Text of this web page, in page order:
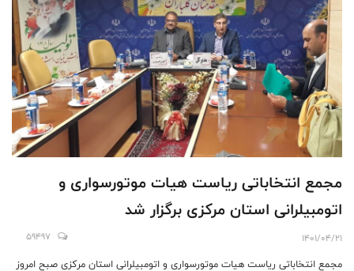
مجمع انتخاباتی ریاست هیات موتورسواری و
اتومبیلرانی استان مرکزی برگزار شد
1401/04/21
59497
مجمع انتخاباتی ریاست هیات موتورسواری و اتومبیلرانی استان مرکزی صبح امروز